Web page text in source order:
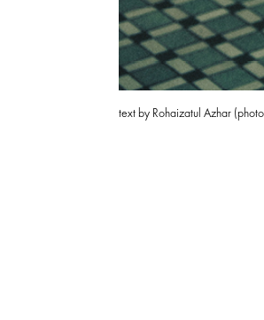
text by Rohaizatul Azhar